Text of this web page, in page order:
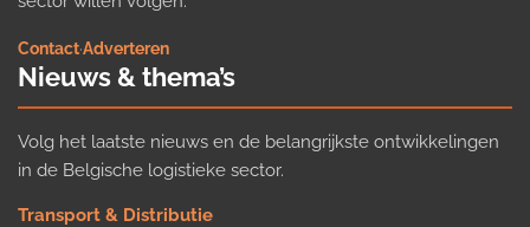
Contact·Adverteren
Nieuws & thema’s
Volg het laatste nieuws en de belangrijkste ontwikkelingen
in de Belgische logistieke sector.
Transport & Distributie